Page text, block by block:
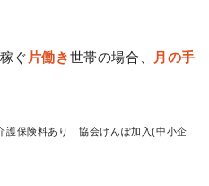
ぐ 片働き世帯の場合、
月の手
保険料あり｜協会けんぽ加入(中小企